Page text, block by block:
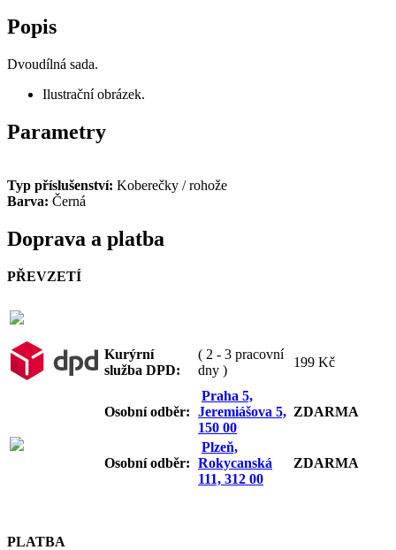
Popis
Dvoudílná sada.
Ilustrační obrázek.
Parametry
Typ příslušenství: Koberečky / rohože
Barva: Černá
Doprava a platba
PŘEVZETÍ
Kurýrní
služba DPD:
( 2 - 3 pracovní
dny )
199 Kč
Osobní odběr:
Praha 5,
Jeremiášova 5,
150 00
ZDARMA
Osobní odběr:
Plzeň,
Rokycanská
111, 312 00
ZDARMA
PLATBA